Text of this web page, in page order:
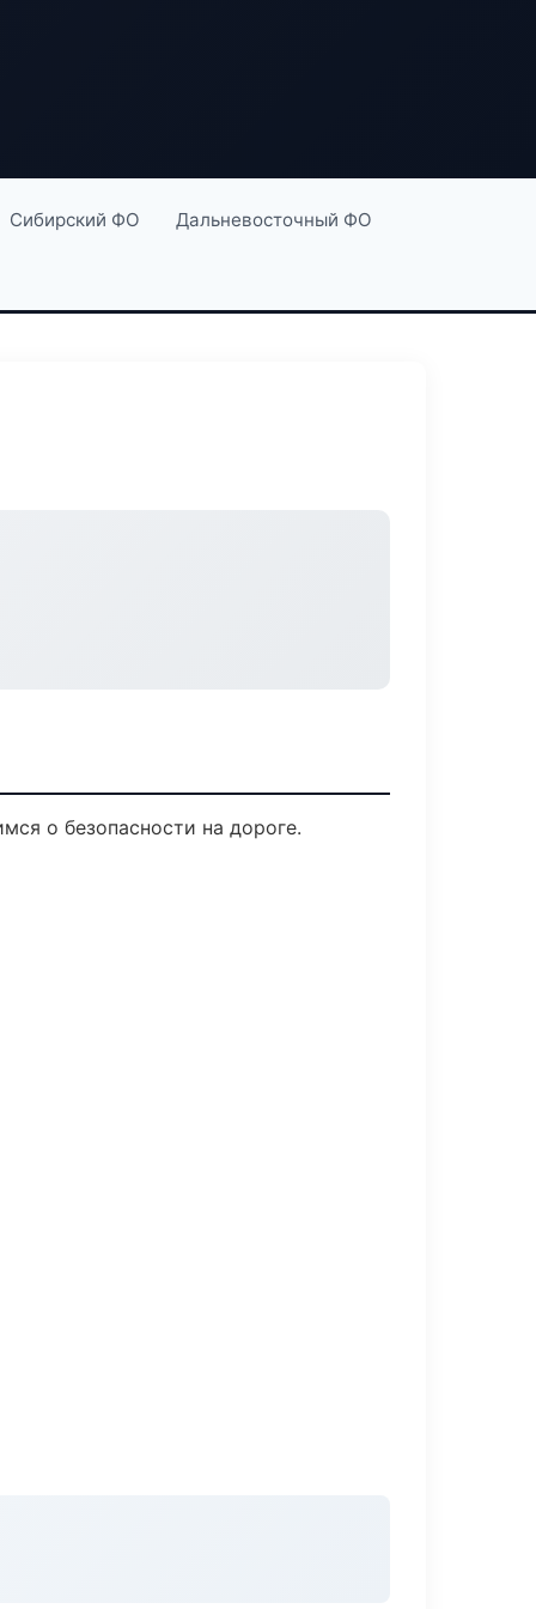
Сибирский ФО Дальневосточный ФО
о безопасности на дороге.